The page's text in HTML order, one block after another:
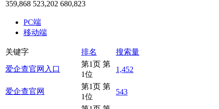
359,868 523,202 680,823
PC端
移动端
关键字 排名 搜索量
爱企查官网入口
第1页 第
1位
1,452
爱企查官网
第1页 第
1位
543